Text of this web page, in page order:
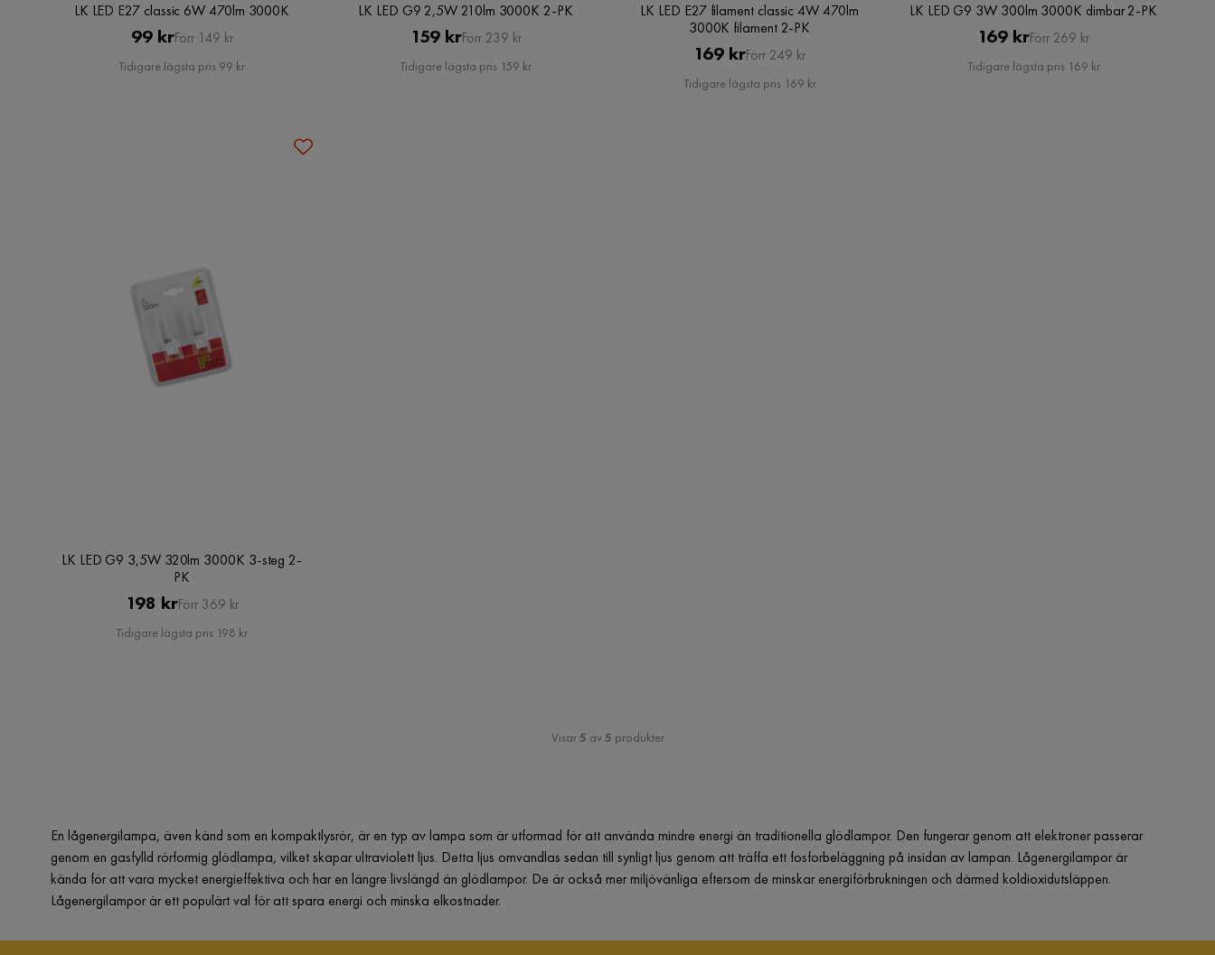
LK LED E27 classic 6W 470lm 3000K
Pris
99 kr Original
Pris
Förr 149 kr
Tidigare lägsta pris 99 kr
LK LED G9 2,5W 210lm 3000K 2-PK
Pris
159 krOriginal
Pris
Förr 239 kr
Tidigare lägsta pris 159 kr
LK LED E27 filament classic 4W 470lm
3000K filament 2-PK
Pris
169 krOriginal
Pris
Förr 249 kr
Tidigare lägsta pris 169 kr
LK LED G9 3W 300lm 3000K dimbar 2-PK
Pris
169 krOriginal
Pris
Förr 269 kr
Tidigare lägsta pris 169 kr
LK LED G9 3,5W 320lm 3000K 3-steg 2-
PK
Pris
198 krOriginal
Pris
Förr 369 kr
Tidigare lägsta pris 198 kr
Visar5 av5 produkter
En lågenergilampa, även känd som en kompaktlysrör, är en typ av lampa som är utformad för att använda mindre energi än traditionella glödlampor. Den fungerar genom att elektroner passerar
genom en gasfylld rörformig glödlampa, vilket skapar ultraviolett ljus. Detta ljus omvandlas sedan till synligt ljus genom att träffa ett fosforbeläggning på insidan av lampan. Lågenergilampor är
kända för att vara mycket energieffektiva och har en längre livslängd än glödlampor. De är också mer miljövänliga eftersom de minskar energiförbrukningen och därmed koldioxidutsläppen.
Lågenergilampor är ett populärt val för att spara energi och minska elkostnader.